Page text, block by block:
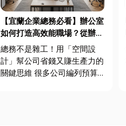
【宜蘭企業總務必看】辦公室
如何打造高效能職場？從辦公
桌椅、系統屏風到空間設計關
鍵！
總務不是雜工！用「空間設
計」幫公司省錢又賺生產力的
關鍵思維 很多公司編列預算